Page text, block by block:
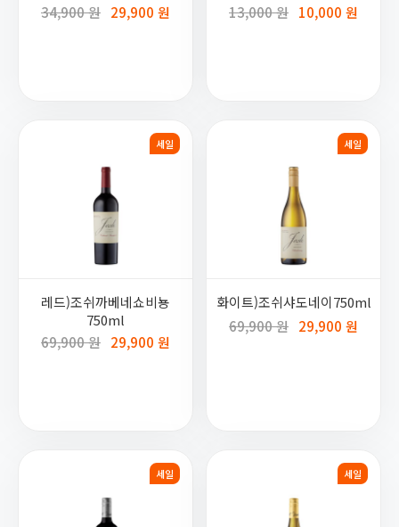
34,900 원 29,900 원
13,000 원 10,000 원
세일
레드)조쉬까베네쇼비뇽
750ml
69,900 원 29,900 원
세일
화이트)조쉬샤도네이750ml
69,900 원 29,900 원
세일 세일